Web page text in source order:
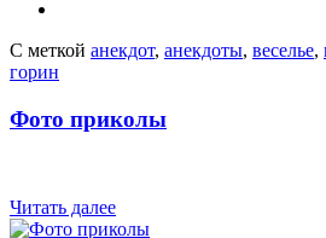
С меткой анекдот, анекдоты, веселье,
горин
Фото приколы
Читать далее